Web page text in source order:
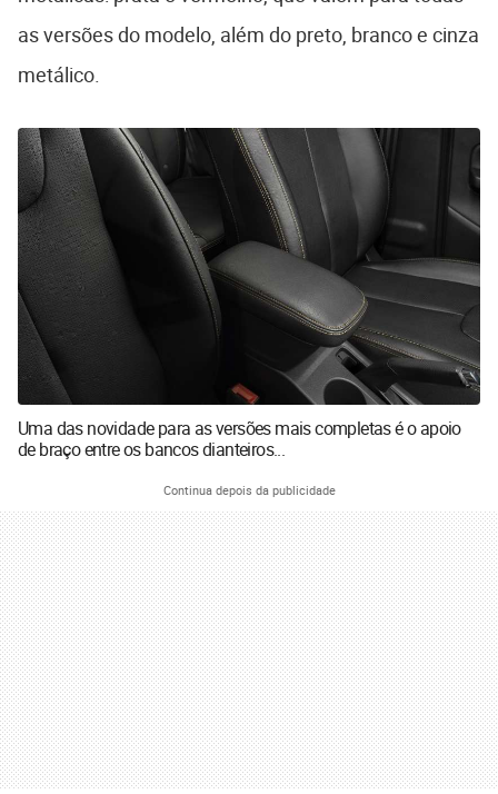
as versões do modelo, além do preto, branco e cinza
metálico.
Uma das novidade para as versões mais completas é o apoio
de braço entre os bancos dianteiros...
Continua depois da publicidade